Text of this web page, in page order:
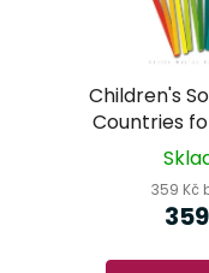
Children's
Countries
359 Kč